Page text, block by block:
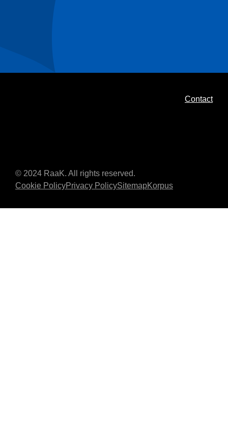
Contact
© 2024 RaaK. All rights reserved.
Cookie PolicyPrivacy PolicySitemapKorpus